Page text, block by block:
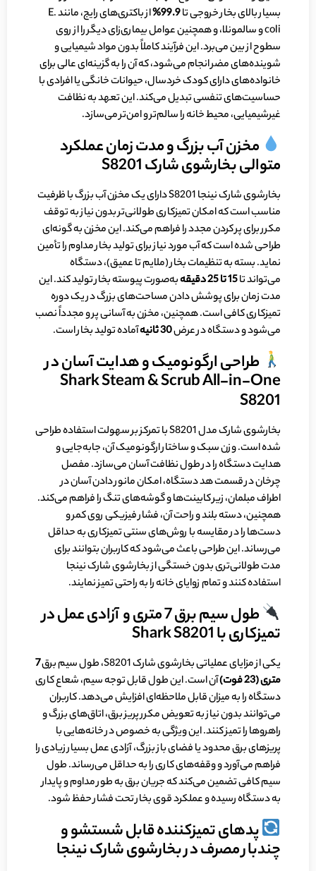
بسیار بالای بخار خروجی تا99.9%
از باکتری‌های رایج، مانند E.
coli و سالمونلا، و همچنین عوامل بیماری‌زای دیگر را از روی
سطوح از بین می‌برد. این فرآیند کاملاً بدون مواد شیمیایی و
شوینده‌های مضر انجام می‌شود، که آن را به گزینه‌ای عالی برای
خانواده‌های دارای کودک خردسال، حیوانات خانگی یا افرادی با
حساسیت‌های تنفسی تبدیل می‌کند. این تعهد به نظافت
غیرشیمیایی، محیط خانه را سالم‌تر و امن‌تر می‌سازد.
مخزن آب بزرگ و مدت زمان عملکرد
متوالی بخارشوی شارک S8201
بخارشوی شارک نینجا S8201 دارای یک مخزن آب بزرگ با ظرفیت
مناسب است که امکان تمیزکاری طولانی‌تر بدون نیاز به توقف
مکرر برای پر کردن مجدد را فراهم می‌کند. این مخزن به گونه‌ای
طراحی شده است که آب مورد نیاز برای تولید بخار مداوم را تأمین
نماید. بسته به تنظیمات بخار (ملایم تا عمیق)، دستگاه
می‌تواند تا15 تا 25 دقیقه
به‌صورت پیوسته بخار تولید کند. این
مدت زمان برای پوشش دادن مساحت‌های بزرگ در یک دوره
تمیزکاری کافی است. همچنین، مخزن به آسانی پر و مجدداً نصب
می‌شود و دستگاه در عرض30 ثانیه آماده تولید بخار است.
طراحی ارگونومیک و هدایت آسان در
Shark Steam & Scrub All-in-One
S8201
بخارشوی شارک مدل S8201 با تمرکز بر سهولت استفاده طراحی
شده است. وزن سبک و ساختار ارگونومیک آن، جابه‌جایی و
هدایت دستگاه را در طول نظافت آسان می‌سازد. مفصل
چرخان در قسمت هد دستگاه، امکان مانور دادن آسان در
اطراف مبلمان، زیر کابینت‌ها و گوشه‌های تنگ را فراهم می‌کند.
همچنین، دسته بلند و راحت آن، فشار فیزیکی روی کمر و
دست‌ها را در مقایسه با روش‌های سنتی تمیزکاری به حداقل
می‌رساند. این طراحی باعث می‌شود که کاربران بتوانند برای
مدت طولانی‌تری بدون خستگی از بخارشوی شارک نینجا
استفاده کنند و تمام زوایای خانه را به راحتی تمیز نمایند.
طول سیم برق 7 متری و آزادی عمل در
تمیزکاری با Shark S8201
یکی از مزایای عملیاتی بخارشوی شارک S8201، طول سیم برق
7
متری (23 فوت)
آن است. این طول قابل توجه سیم، شعاع کاری
دستگاه را به میزان قابل ملاحظه‌ای افزایش می‌دهد. کاربران
می‌توانند بدون نیاز به تعویض مکرر پریز برق، اتاق‌های بزرگ و
راهروها را تمیز کنند. این ویژگی به خصوص در خانه‌هایی با
پریزهای برق محدود یا فضای باز بزرگ، آزادی عمل بسیار زیادی را
فراهم می‌آورد و وقفه‌های کاری را به حداقل می‌رساند. طول
سیم کافی تضمین می‌کند که جریان برق به طور مداوم و پایدار
به دستگاه رسیده و عملکرد قوی بخار تحت فشار حفظ شود.
پد‌های تمیزکننده قابل شستشو و
چندبار مصرف در بخارشوی شارک نینجا